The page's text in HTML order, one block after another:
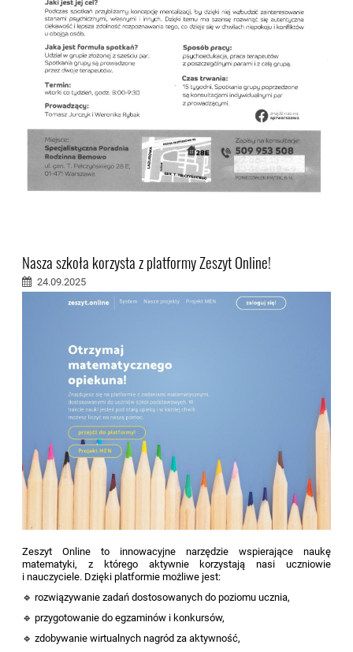
Nasza szkoła korzysta z platformy Zeszyt Online!
24.09.2025
Zeszyt Online to innowacyjne narzędzie wspierające naukę
matematyki, z którego aktywnie korzystają nasi uczniowie
i nauczyciele. Dzięki platformie możliwe jest:
🔹 rozwiązywanie zadań dostosowanych do poziomu ucznia,
🔹 przygotowanie do egzaminów i konkursów,
🔹 zdobywanie wirtualnych nagród za aktywność,